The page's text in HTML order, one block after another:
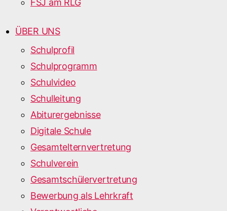
FSJ am RLG
ÜBER UNS
Schulprofil
Schulprogramm
Schulvideo
Schulleitung
Abiturergebnisse
Digitale Schule
Gesamtelternvertretung
Schulverein
Gesamtschülervertretung
Bewerbung als Lehrkraft